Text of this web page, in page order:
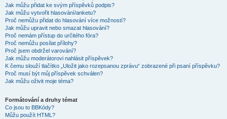
Jak můžu přidat ke svým příspěvků podpis?
Jak můžu vytvořit hlasování/anketu?
Proč nemůžu přidat do hlasování více možností?
Jak můžu upravit nebo smazat hlasování?
Proč nemám přístup do určitého fóra?
Proč nemůžu posílat přílohy?
Proč jsem obdržel varování?
Jak můžu moderátorovi nahlásit příspěvek?
K čemu slouží tlačítko „Uložit jako rozepsanou zprávu“ zobrazené při psaní příspěvku?
Proč musí být můj příspěvek schválen?
Jak můžu oživit moje téma?
Formátování a druhy témat
Co jsou to BBKódy?
Můžu použít HTML?